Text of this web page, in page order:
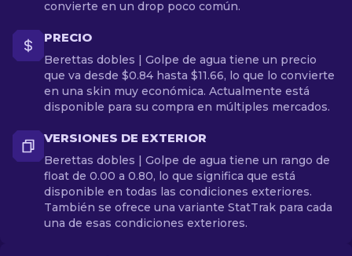
convierte en un drop poco común.
PRECIO
Berettas dobles | Golpe de agua tiene un precio
que va desde $0.84 hasta $11.66, lo que lo convierte
en una skin muy económica. Actualmente está
disponible para su compra en múltiples mercados.
VERSIONES DE EXTERIOR
Berettas dobles | Golpe de agua tiene un rango de
float de 0.00 a 0.80, lo que significa que está
disponible en todas las condiciones exteriores.
También se ofrece una variante StatTrak para cada
una de esas condiciones exteriores.